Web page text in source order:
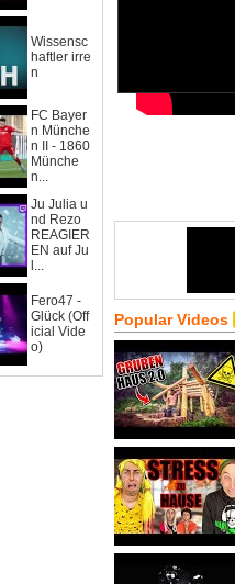
Wissensc
haftler irre
n
FC Bayer
n Münche
n II - 1860
Münche
n...
Ju Julia u
nd Rezo
REAGIER
EN auf Ju
l...
Fero47 -
Glück (Off
icial Vide
o)
Popular Videos